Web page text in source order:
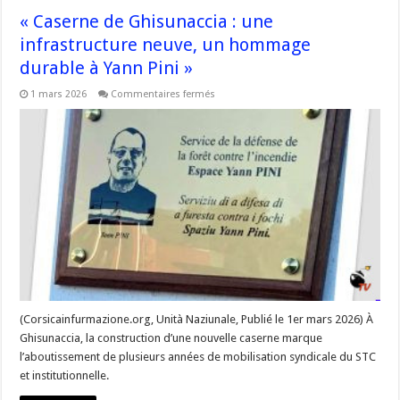
« Caserne de Ghisunaccia : une
infrastructure neuve, un hommage
durable à Yann Pini »
1 mars 2026 Commentaires fermés
:
une
infrastructure
neuve,
hommage
durable
à
Yann
(Corsicainfurmazione.org, Unità Naziunale, Publié le 1er mars 2026) À
Ghisunaccia, la construction d’une nouvelle caserne marque
l’aboutissement de plusieurs années de mobilisation syndicale du STC
et institutionnelle.